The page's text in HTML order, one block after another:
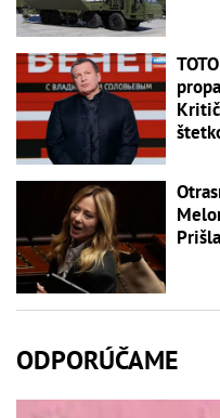
ODPORÚČAME